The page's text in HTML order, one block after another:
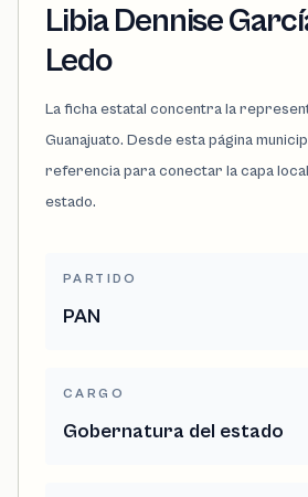
Libia Dennise
Ledo
La ficha estatal concentra la
Guanajuato. Desde esta página
referencia para conectar la capa
estado.
PARTIDO
PAN
CARGO
Gobernatura del estado